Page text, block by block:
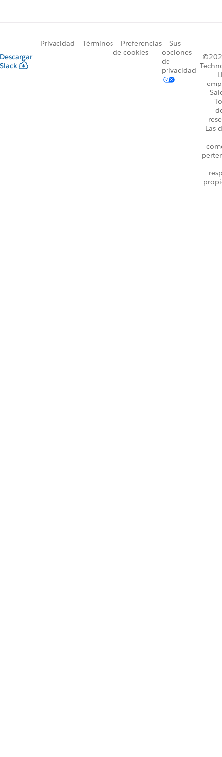
Descargar
Slack
Privacidad Términos
Preferencias
de cookies
Sus
opciones
de
privacidad
Las